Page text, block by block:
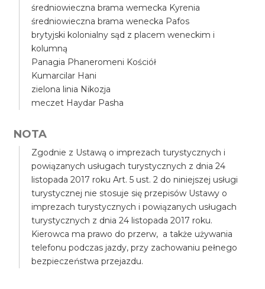
średniowieczna brama wemecka Kyrenia
średniowieczna brama wenecka Pafos
brytyjski kolonialny sąd z placem weneckim i
kolumną
Panagia Phaneromeni Kościół
Kumarcilar Hani
zielona linia Nikozja
meczet Haydar Pasha
NOTA
Zgodnie z Ustawą o imprezach turystycznych i
powiązanych usługach turystycznych z dnia 24
listopada 2017 roku Art. 5 ust. 2 do niniejszej usługi
turystycznej nie stosuje się przepisów Ustawy o
imprezach turystycznych i powiązanych usługach
turystycznych z dnia 24 listopada 2017 roku.
Kierowca ma prawo do przerw, a także używania
telefonu podczas jazdy, przy zachowaniu pełnego
bezpieczeństwa przejazdu.